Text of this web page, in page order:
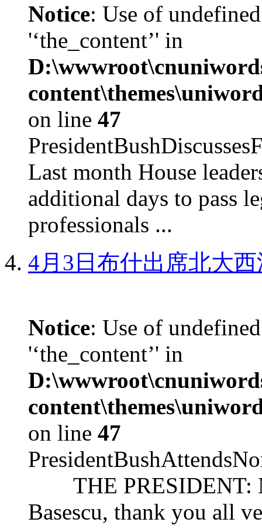
Notice: Use of
'‘the_content’' in
on line 47
Last month House
additional days to pass
professionals ...
4月3日布什出席北大
Notice: Use of
'‘the_content’' in
on line 47
THE PRESIDENT:
Basescu, thank you all